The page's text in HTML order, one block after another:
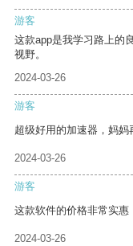
游客
这款app是我学习路上的
视野。
2024-03-26
游客
超级好用的加速器，妈妈
2024-03-26
游客
这款软件的价格非常实惠
2024-03-26